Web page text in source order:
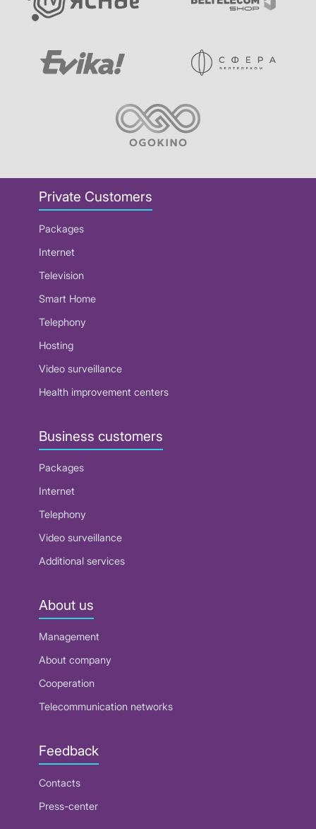
Private Customers
Packages
Internet
Television
Smart Home
Telephony
Hosting
Video surveillance
Health improvement centers
Business customers
Packages
Internet
Telephony
Video surveillance
Additional services
About us
Management
About company
Cooperation
Telecommunication networks
Feedback
Contacts
Press-center